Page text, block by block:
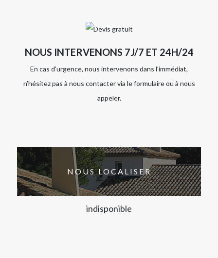
NOUS INTERVENONS 7J/7 ET 24H/24
En cas d’urgence, nous intervenons dans l’immédiat,
n’hésitez pas à nous contacter via le formulaire ou à nous
appeler.
NOUS LOCALISER
indisponible